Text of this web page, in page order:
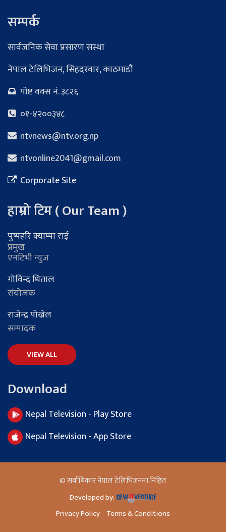
सम्पर्क
सार्वजनिक सेवा प्रसारण संस्था
नेपाल टेलिभिजन, सिंहदरवार, काठमाडौं
पोष्ट वक्स नं. ३८२६
०१-४२००३४८
ntvnews@ntv.org.np
ntvonline2041@gmail.com
Corporate Site
हाम्रो टिम ( Our Team )
पुष्पहरि क्याम्पा राई
प्रमुख
एनटिभी न्युज
गोविन्द धिताल
संयोजक
राजेन्द्र पोख्रेल
सम्पादक
VIEW ALL
Download
Nepal Television - Play Store
Nepal Television - App Store
© सर्बाधिकार नेपाल टेलिभिजनमा निहित
Developed by:
Privacy Policy Terms & Conditions